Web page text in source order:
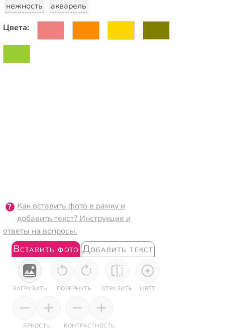
нежность
акварель
Цвета:
Как вставить фото в рамку и
добавить текст? Инструкция и
ответы на вопросы.
Вставить фото Добавить текст
ЗАГРУЗИТЬ ПОВЕРНУТЬ ОТРАЗИТЬ ЦВЕТ
ЯРКОСТЬ КОНТРАСТНОСТЬ